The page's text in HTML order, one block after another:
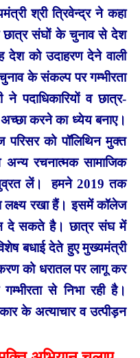
श्री त्रिवेन्द्र ने कहा
छात्र संघों के चुनाव से देश
को उदाहरण देने वाली
के संकल्प पर गम्भीरता
पदाधिकारियों व छात्र-
करने का ध्येय बनाए।
परिसर को पॉलिथिन मुक्त
अन्य रचनात्मक सामाजिक
लें। हमने 2019 तक
लक्ष्य रखा हैं। इसमें कॉलेज
दे सकते है। छात्र संघ में
विशेष बधाई देते हुए मुख्यमंत्री
को धरातल पर लागू कर
से निभा रही है।
के अत्याचार व उत्पीड़न